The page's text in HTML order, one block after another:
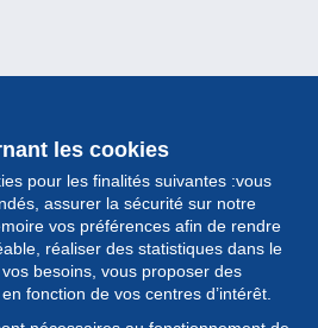
les cookies
pour les finalités suivantes :vous
assurer la sécurité sur notre
vos préférences afin de rendre
réaliser des statistiques dans le
besoins, vous proposer des
fonction de vos centres d’intérêt.